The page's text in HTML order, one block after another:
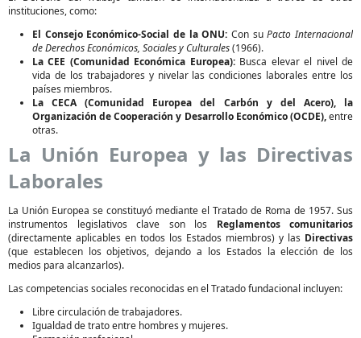
instituciones, como:
El Consejo Económico-Social de la ONU: Con suPacto Internacional
de Derechos Económicos, Sociales y Culturales(1966).
La CEE (Comunidad Económica Europea):Busca elevar el nivel de
vida de los trabajadores y nivelar las condiciones laborales entre los
países miembros.
La CECA (Comunidad Europea del Carbón y del Acero), la
Organización de Cooperación y Desarrollo Económico (OCDE),entre
otras.
La Unión Europea y las Directivas
Laborales
La Unión Europea se constituyó mediante el Tratado de Roma de 1957. Sus
instrumentos legislativos clave son los Reglamentos comunitarios
(directamente aplicables en todos los Estados miembros) y las Directivas
(que establecen los objetivos, dejando a los Estados la elección de los
medios para alcanzarlos).
Las competencias sociales reconocidas en el Tratado fundacional incluyen:
Libre circulación de trabajadores.
Igualdad de trato entre hombres y mujeres.